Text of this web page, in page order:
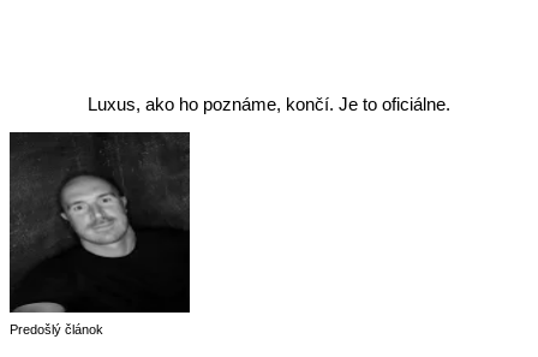
Luxus, ako ho poznáme, končí. Je to oficiálne.
Predošlý článok